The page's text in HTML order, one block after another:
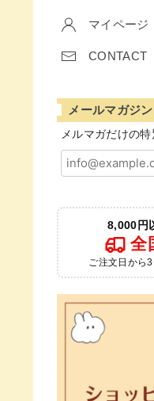
マイページ
CONTACT
メールマガジン
メルマガだけの
8,000円
全
ご注文日から